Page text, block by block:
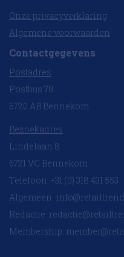
Onze privacyverklaring
Algemene voorwaarden
Contactgegevens
Postadres
Postbus 78
6720 AB Bennekom
Bezoekadres
Lindelaan 8
6721 VC Bennekom
Telefoon: +31 (0) 318 431 553
Algemeen:
Redactie:
Membership: